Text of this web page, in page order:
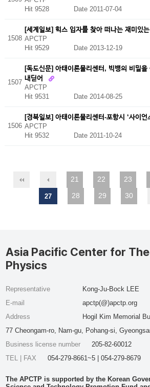
Hit 9528
Date 2011-07-04
1508
[세계일보] 힉스 입자를 찾아 떠나는 재미있
APCTP
Hit 9529
Date 2013-12-19
1507
[독도신문] 아태이론물리센터, 빅뱅의 비밀
내딛어
APCTP
Hit 9531 Date 2014-08-25
1506
[경북일보] 아태이론물리센터-포항시 ‘사이언
APCTP
Hit 9532
Date 2011-10-24
21 22 23
27 28 29 30
Asia Pacific Center for
Physics
Representative
Kong-Ju-Bock LEE
E-mail
apctp(@)apctp.org
Address
Hogil Kim Memorial
77 Cheongam-ro, Nam-gu, Pohang-si,
Business license number
205-82-60012
TEL | FAX
054-279-8661~5 | 054-279-8679
The APCTP is supported by the Korean